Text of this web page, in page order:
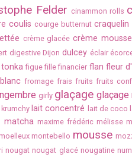
Felder cinammon rolls
coulis courge butternut craquelin
crème glacée crème
digestive Dijon dulcey éclair
figue fille financier flan fleur
fromage frais fruits fruits
girly glaçage glaçage
krumchy lait concentré lait de coco
matcha maxime frédéric mélisse
montebello mousse
nougat nougat glacé nougatine